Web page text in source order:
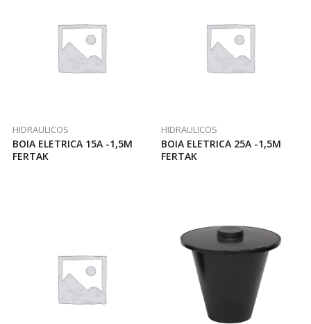
HIDRAULICOS
BOIA ELETRICA 15A -1,5M
FERTAK
HIDRAULICOS
BOIA ELETRICA 25A -1,5M
FERTAK